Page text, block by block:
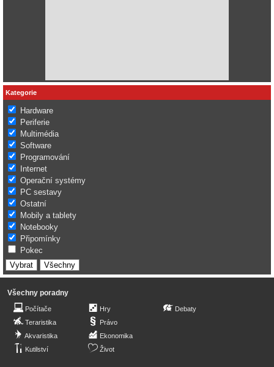
Kategorie
Hardware
Periferie
Multimédia
Software
Programování
Internet
Operační systémy
PC sestavy
Ostatní
Mobily a tablety
Notebooky
Připomínky
Pokec
Všechny poradny
Počítače
Teraristika
Akvaristika
Kutilství
Hry
Právo
Ekonomika
Život
Debaty